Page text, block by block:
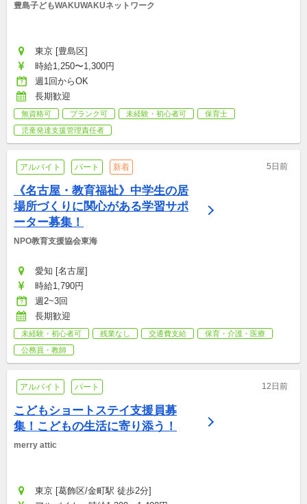
豊島子どもWAKUWAKUネットワーク
東京 [豊島区]
時給1,250〜1,300円
週1回からOK
長期歓迎
無資格可 ブランク可 未経験・初心者可
保育士
児童発達支援管理責任者
アルバイト パート 新着 5日前
《名古屋・教育福祉》中学生の居
場所づくりに関心がある学習サポ
ーター募集！
NPO教育支援協会東海
愛知 [名古屋]
時給1,790円
週2~3回
長期歓迎
未経験・初心者可 残業なし 交通費支給
保育・介護・医療
公務員・教師
アルバイト パート 12日前
こどもショートステイ支援員募
集！こどもの生活に寄り添う！
merry attic
東京 [葛飾区/金町駅 徒歩2分]